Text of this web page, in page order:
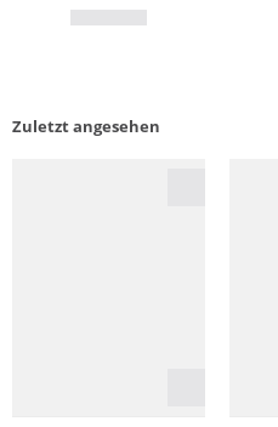
Zuletzt angesehen